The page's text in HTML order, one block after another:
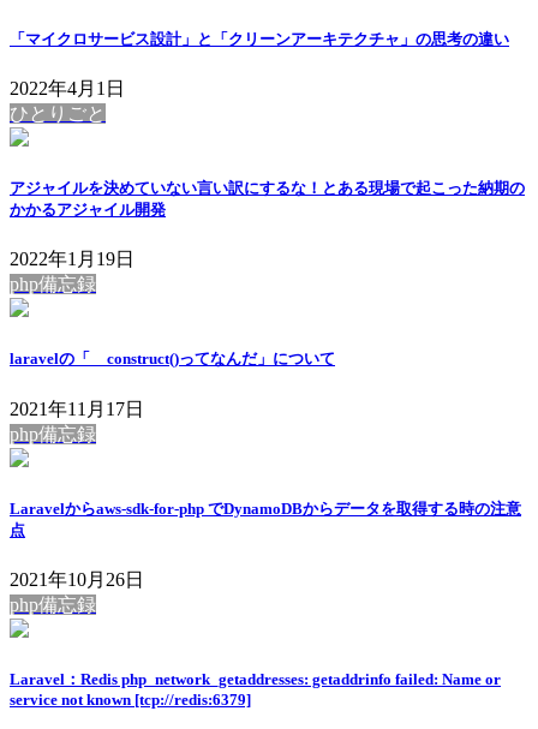
「マイクロサービス設計」と「クリーンアーキテクチャ」の思考の違い
2022年4月1日
ひとりごと
アジャイルを決めていない言い訳にするな！とある現場で起こった納期の
かかるアジャイル開発
2022年1月19日
php備忘録
laravelの「__construct()ってなんだ」について
2021年11月17日
php備忘録
Laravelからaws-sdk-for-php でDynamoDBからデータを取得する時の注意
点
2021年10月26日
php備忘録
Laravel：Redis php_network_getaddresses: getaddrinfo failed: Name or
service not known [tcp://redis:6379]